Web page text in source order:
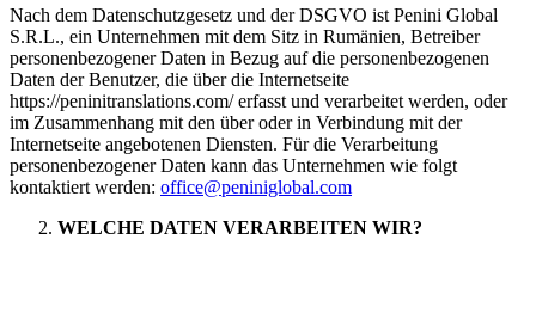
Nach dem Datenschutzgesetz und der DSGVO ist Penini Global
S.R.L., ein Unternehmen mit dem Sitz in Rumänien, Betreiber
personenbezogener Daten in Bezug auf die personenbezogenen
Daten der Benutzer, die über die Internetseite
https://peninitranslations.com/ erfasst und verarbeitet werden, oder
im Zusammenhang mit den über oder in Verbindung mit der
Internetseite angebotenen Diensten. Für die Verarbeitung
personenbezogener Daten kann das Unternehmen wie folgt
kontaktiert werden: office@peniniglobal.com
WELCHE DATEN VERARBEITEN WIR?